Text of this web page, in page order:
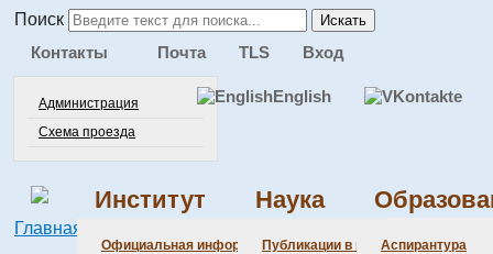
Поиск Искать
Контакты
Администрация
Схема проезда
Почта TLS Вход
English
Институт
Официальная информация
Состав
Состав
Состав СНМ
Новости
Наука
Публикации в ведущих журналах
Аспирантура
Главная